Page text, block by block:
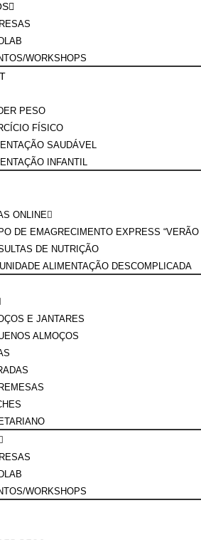
WORKSHOPS
PESO
FÍSICO
SAUDÁVEL
INFANTIL
ONLINE
DE EMAGRECIMENTO EXPRESS
DE NUTRIÇÃO
ALIMENTAÇÃO DESCOMPLICADA
E JANTARES
ALMOÇOS
WORKSHOPS